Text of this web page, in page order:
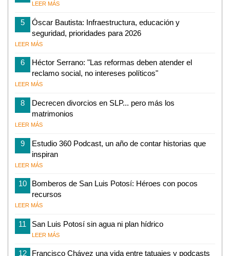
LEER MÁS
5
Óscar Bautista: Infraestructura, educación y
seguridad, prioridades para 2026
LEER MÁS
6
Héctor Serrano: "Las reformas deben atender el
reclamo social, no intereses políticos"
LEER MÁS
8
Decrecen divorcios en SLP... pero más los
matrimonios
LEER MÁS
9
Estudio 360 Podcast, un año de contar historias que
inspiran
LEER MÁS
10
Bomberos de San Luis Potosí: Héroes con pocos
recursos
LEER MÁS
11 San Luis Potosí sin agua ni plan hídrico
LEER MÁS
12 Francisco Chávez una vida entre tatuajes y podcasts